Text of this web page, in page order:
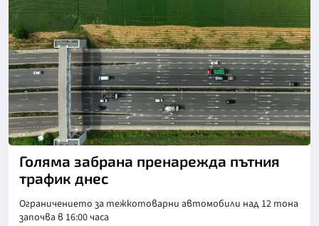
Снимка: БТА
Голяма забрана пренарежда пътния
трафик днес
Ограничението за тежкотоварни автомобили над 12 тона
започва в 16:00 часа